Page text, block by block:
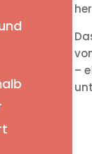
–